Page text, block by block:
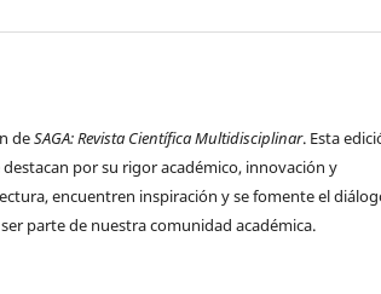
deSAGA: Revista Científica Multidisciplinar. Esta
por su rigor académico, innovación y
encuentren inspiración y se fomente el
parte de nuestra comunidad académica.